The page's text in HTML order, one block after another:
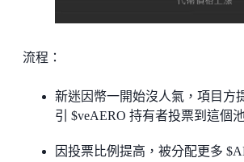
流程：
新迷因幣一開始沒人氣，項目方
引 $veAERO 持有者投票到這個池
因投票比例提高，被分配更多